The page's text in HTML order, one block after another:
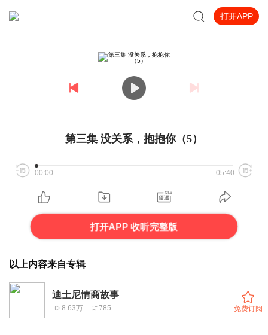
打开APP
第三集 没关系，抱抱你（5）
00:00 05:40
打开APP 收听完整版
以上内容来自专辑
迪士尼情商故事
8.63万 785 免费订阅